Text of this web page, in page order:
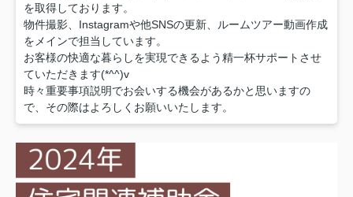
を取得しております。
物件撮影、Instagramや他SNSの更新、ルームツアー動画作成
をメインで担当しています。
お客様の快適な暮らしを実現できるよう精一杯サポートさせ
ていただきます(*^^)v
時々重要事項説明でお会いする機会があるかと思いますの
で、その際はよろしくお願いいたします。